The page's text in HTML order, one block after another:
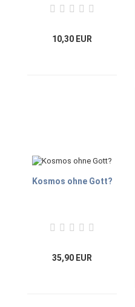
10,30 EUR
Kosmos ohne Gott?
35,90 EUR